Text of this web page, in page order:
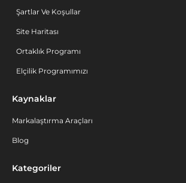
Şartlar Ve Koşullar
Site Haritası
Ortaklık Programı
Elçilik Programımızı
Kaynaklar
Markalaştırma Araçları
Blog
Kategoriler